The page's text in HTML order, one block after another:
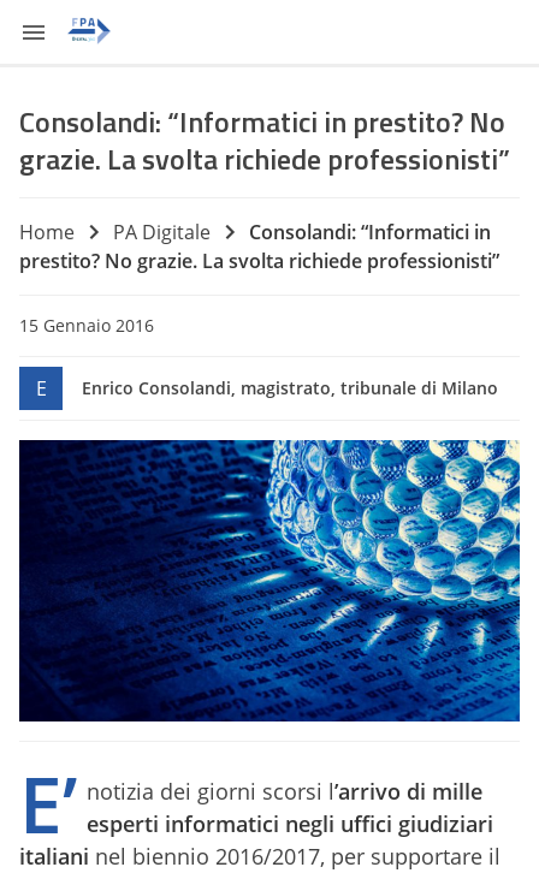
Consolandi: “Informatici in prestito? No
grazie. La svolta richiede professionisti”
Home PA Digitale
Consolandi: “Informatici in
prestito? No grazie. La svolta richiede professionisti”
15 Gennaio 2016
E Enrico Consolandi, magistrato, tribunale di Milano
E’ notizia dei giorni scorsi l’arrivo di mille
esperti informatici negli uffici giudiziari
italiani nel biennio 2016/2017, per supportare il